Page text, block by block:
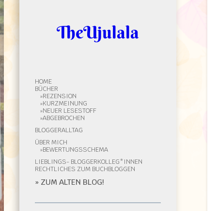
TheUjulala
HOME
BÜCHER
REZENSION
KURZMEINUNG
NEUER LESESTOFF
ABGEBROCHEN
BLOGGERALLTAG
ÜBER MICH
BEWERTUNGSSCHEMA
LIEBLINGS- BLOGGERKOLLEG*INNEN
RECHTLICHES ZUM BUCHBLOGGEN
» ZUM ALTEN BLOG!